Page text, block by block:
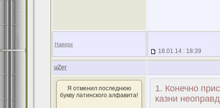
Наверх
18.01.14 : 18:39
uZer
Я отменил последнюю
букву латинского алфавита!
1. Конечно
казни